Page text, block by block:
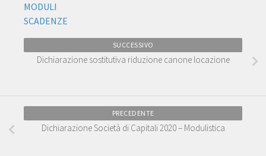
MODULI
SCADENZE
SUCCESSIVO
Dichiarazione sostitutiva riduzione canone locazione
PRECEDENTE
Dichiarazione Società di Capitali 2020 – Modulistica